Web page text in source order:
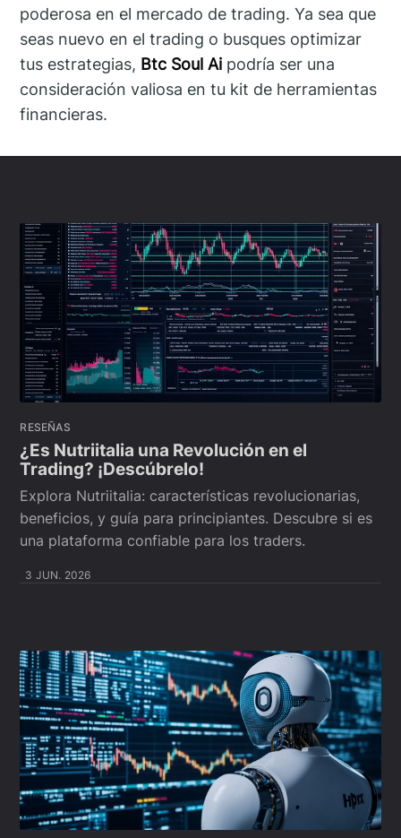
poderosa en el mercado de trading. Ya sea que
seas nuevo en el trading o busques optimizar
tus estrategias, Btc Soul Ai podría ser una
consideración valiosa en tu kit de herramientas
financieras.
RESEÑAS
¿Es Nutriitalia una Revolución en el
Trading? ¡Descúbrelo!
Explora Nutriitalia: características revolucionarias,
beneficios, y guía para principiantes. Descubre si es
una plataforma confiable para los traders.
3 JUN. 2026